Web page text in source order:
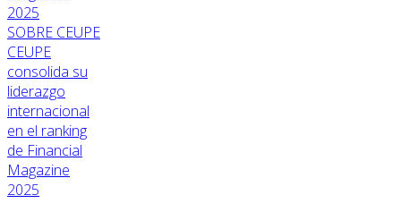
SOBRE CEUPE
CEUPE
consolida su
liderazgo
internacional
en el ranking
de Financial
Magazine
2025